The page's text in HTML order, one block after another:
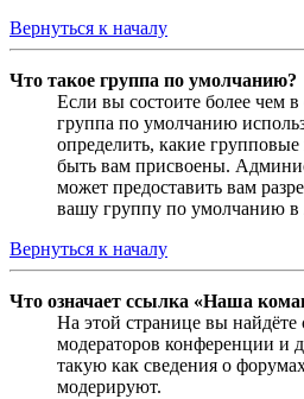
Вернуться к началу
Что такое группа по умолчанию?
Если вы состоите более чем
группа по умолчанию
определить, какие
быть вам присвоены.
может предоставить вам
вашу группу по умолчанию в
Вернуться к началу
Что означает ссылка «Наша
На этой странице вы
модераторов конференции и
такую как сведения о
модерируют.